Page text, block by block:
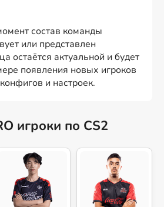
состав команды
или представлен
остаётся актуальной и будет
появления новых игроков
и настроек.
игроки по CS2